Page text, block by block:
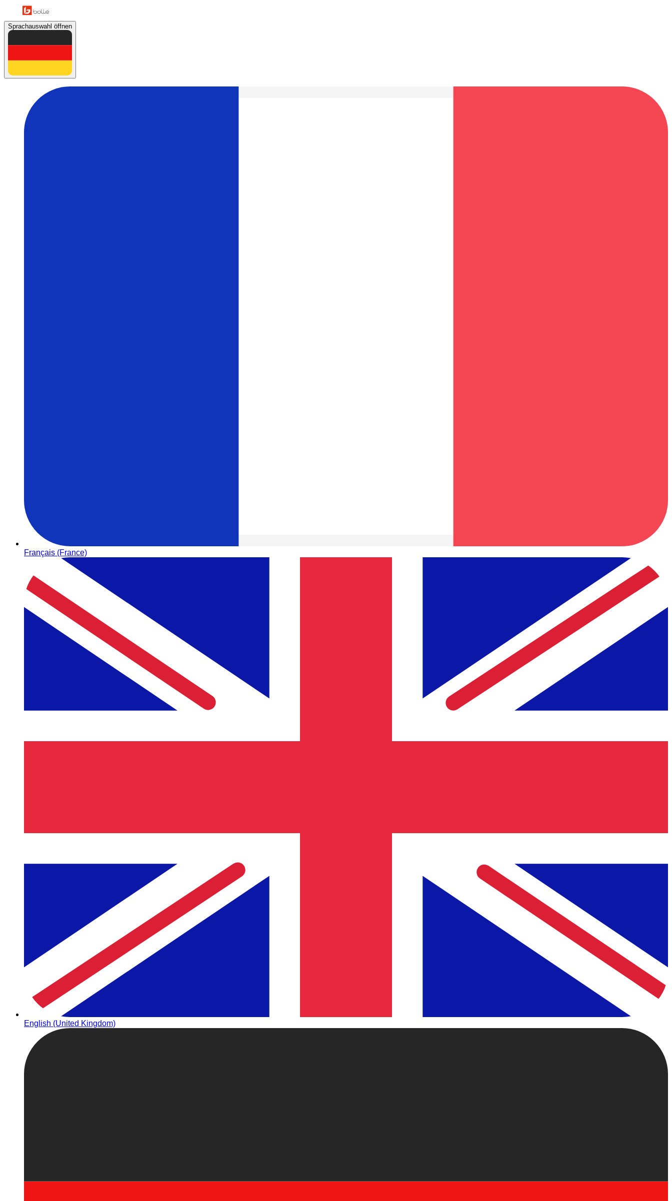
Sprachauswahl öffnen
Français (France)
English (United Kingdom)